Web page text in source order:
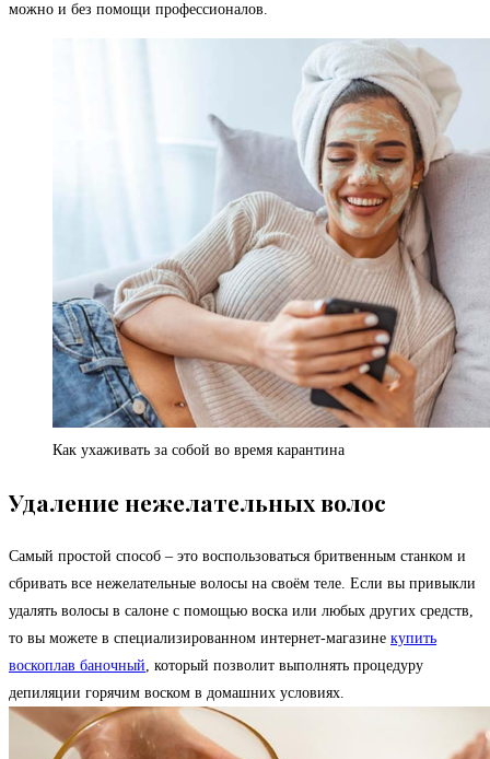
можно и без помощи профессионалов.
Как ухаживать за собой во время карантина
Удаление нежелательных волос
Самый простой способ – это воспользоваться бритвенным станком и
сбривать все нежелательные волосы на своём теле. Если вы привыкли
удалять волосы в салоне с помощью воска или любых других средств,
то вы можете в специализированном интернет-магазине купить
воскоплав баночный , который позволит выполнять процедуру
депиляции горячим воском в домашних условиях.